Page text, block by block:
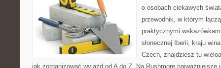
o osobach ciekawych
przewodnik, w którym
praktycznymi
słonecznej Iberii, kraju
Czech, znajdziesz tu
jak zorganizować wyjazd od A do Z. Na Rushmore